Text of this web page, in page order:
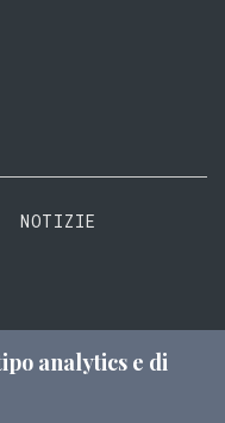
NOTIZIE
E CONDIZIONI
analytics e di